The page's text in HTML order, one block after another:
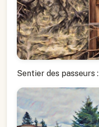
Sentier des passeurs :